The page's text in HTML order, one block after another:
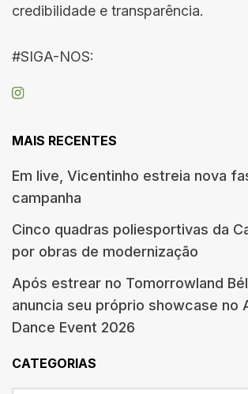
credibilidade e transparência.
#SIGA-NOS:
MAIS RECENTES
Em live, Vicentinho estreia nova
campanha
Cinco quadras poliesportivas da
por obras de modernização
Após estrear no Tomorrowland
anuncia seu próprio showcase no
Dance Event 2026
CATEGORIAS